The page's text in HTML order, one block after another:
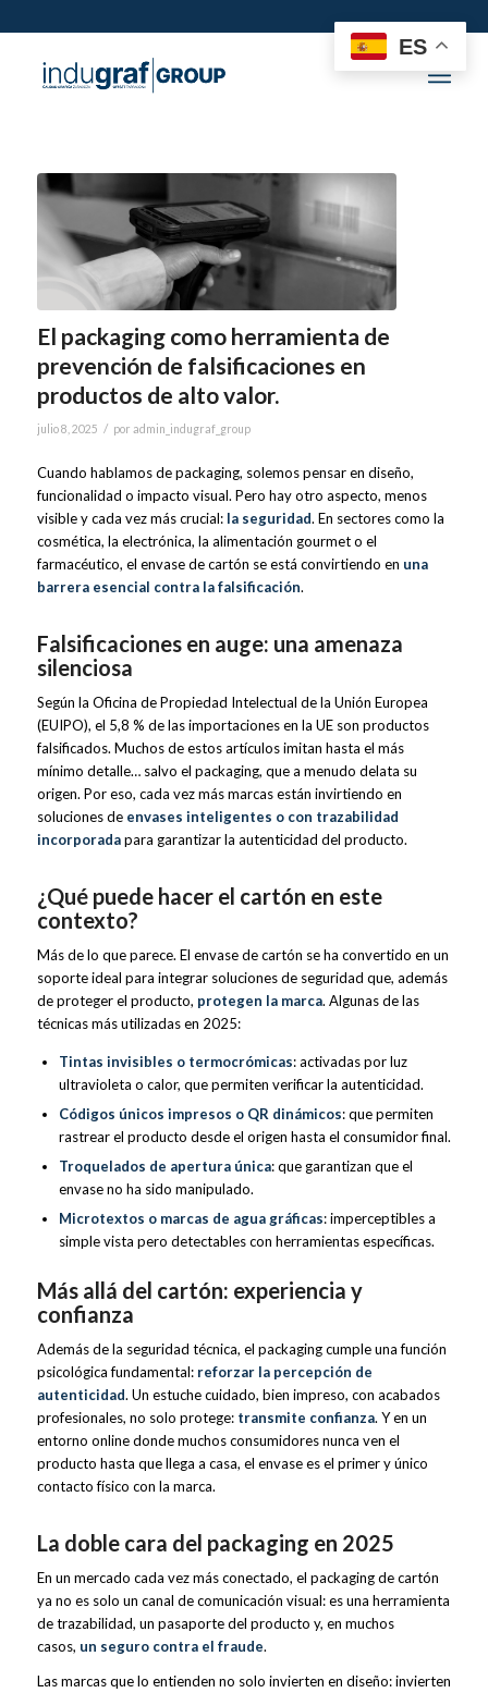
El packaging como herramienta de
prevención de falsificaciones en
productos de alto valor.
julio 8, 2025 / por admin_indugraf_group
Cuando hablamos de packaging, solemos pensar en diseño,
funcionalidad o impacto visual. Pero hay otro aspecto, menos
visible y cada vez más crucial: la seguridad. En sectores como la
cosmética, la electrónica, la alimentación gourmet o el
farmacéutico, el envase de cartón se está convirtiendo en una
barrera esencial contra la falsificación.
Falsificaciones en auge: una amenaza
silenciosa
Según la Oficina de Propiedad Intelectual de la Unión Europea
(EUIPO), el 5,8 % de las importaciones en la UE son productos
falsificados. Muchos de estos artículos imitan hasta el más
mínimo detalle… salvo el packaging, que a menudo delata su
origen. Por eso, cada vez más marcas están invirtiendo en
soluciones de envases inteligentes o con trazabilidad
incorporadapara garantizar la autenticidad del producto.
¿Qué puede hacer el cartón en este
contexto?
Más de lo que parece. El envase de cartón se ha convertido en un
soporte ideal para integrar soluciones de seguridad que, además
de proteger el producto, protegen la marca. Algunas de las
técnicas más utilizadas en 2025:
Tintas invisibles o termocrómicas: activadas por luz
ultravioleta o calor, que permiten verificar la autenticidad.
Códigos únicos impresos o QR dinámicos: que permiten
rastrear el producto desde el origen hasta el consumidor final.
Troquelados de apertura única: que garantizan que el
envase no ha sido manipulado.
Microtextos o marcas de agua gráficas: imperceptibles a
simple vista pero detectables con herramientas específicas.
Más allá del cartón: experiencia y
confianza
Además de la seguridad técnica, el packaging cumple una función
psicológica fundamental: reforzar la percepción de
autenticidad. Un estuche cuidado, bien impreso, con acabados
profesionales, no solo protege: transmite confianza. Y en un
entorno online donde muchos consumidores nunca ven el
producto hasta que llega a casa, el envase es el primer y único
contacto físico con la marca.
La doble cara del packaging en 2025
En un mercado cada vez más conectado, el packaging de cartón
ya no es solo un canal de comunicación visual: es una herramienta
de trazabilidad, un pasaporte del producto y, en muchos
casos, un seguro contra el fraude.
Las marcas que lo entienden no solo invierten en diseño: invierten
ES